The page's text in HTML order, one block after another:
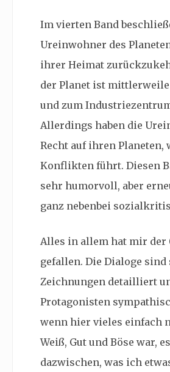
Im vierten Band
Ureinwohner des
ihrer Heimat
der Planet ist
und zum
Allerdings haben die
Recht auf ihren Planeten,
Konflikten führt. Diesen
sehr humorvoll, aber
ganz nebenbei
Alles in allem hat mir der
gefallen. Die Dialoge
Zeichnungen detailliert
Protagonisten
wenn hier vieles einfach
Weiß, Gut und Böse war,
dazwischen, was ich